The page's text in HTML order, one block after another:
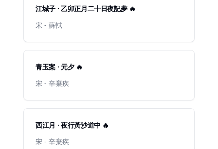
江城子 · 乙卯正月二十日夜記夢 🔥
宋 - 蘇軾
青玉案 · 元夕 🔥
宋 - 辛棄疾
西江月 · 夜行黃沙道中 🔥
宋 - 辛棄疾